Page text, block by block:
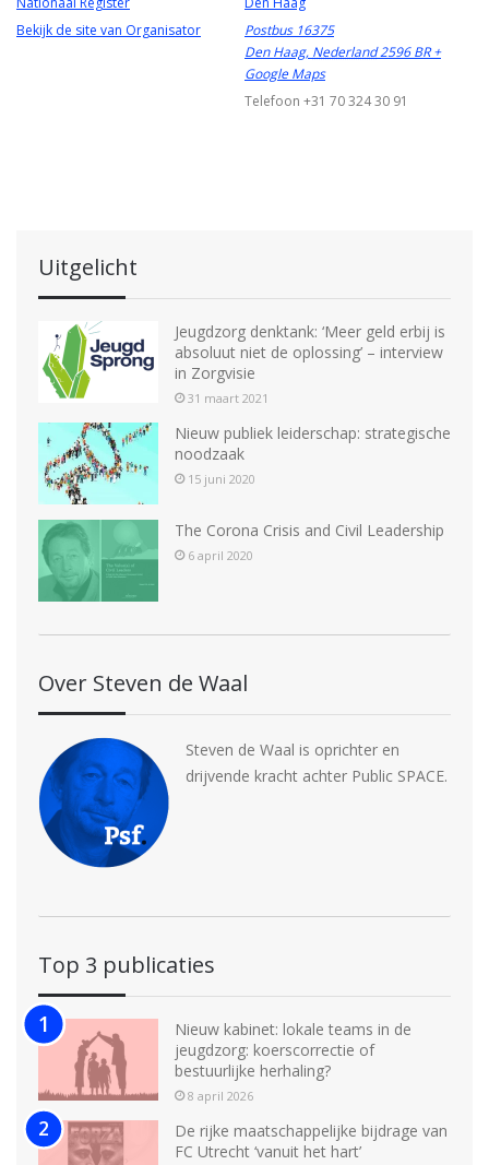
Postbus 16375
Den Haag, Nederland2596 BR +
Google Maps
Telefoon +31 70 324 30 91
Bekijk de site van Organisator
Uitgelicht
Jeugdzorg denktank: ‘Meer geld erbij is
absoluut niet de oplossing’ – interview
in Zorgvisie
31 maart 2021
Nieuw publiek leiderschap: strategische
noodzaak
15 juni 2020
The Corona Crisis and Civil Leadership
6 april 2020
Over Steven de Waal
Steven de Waal is oprichter en
drijvende kracht achter Public SPACE.
Top 3 publicaties
Nieuw kabinet: lokale teams in de
jeugdzorg: koerscorrectie of
bestuurlijke herhaling?
8 april 2026
De rijke maatschappelijke bijdrage van
FC Utrecht ‘vanuit het hart’